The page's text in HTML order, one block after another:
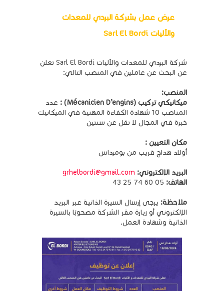
عرض عمل بشركة البردي للمعدات
والآليات Sarl El Bordi
شركة البردي للمعدات والآليات Sarl El Bordi تعلن
عن البحث عن عاملين في المنصب التالي:
المنصب:
ميكانيكي تركيب (Mécanicien D’engins) :
عدد
المناصب 10 شهادة الكفاءة المهنية في الميكانيك
خبرة في المجال لا تقل عن سنتين
مكان التعيين :
أولاد هداج قريب من بومرداس
البريد الإلكتروني: grhelbordi@gmail.com
الهاتف: 05 60 74 25 43
ملاحظة: يرجى إرسال السيرة الذاتية عبر البريد
الإلكتروني أو زيارة مقر الشركة مصحوبًا بالسيرة
الذاتية وشهادة العمل.